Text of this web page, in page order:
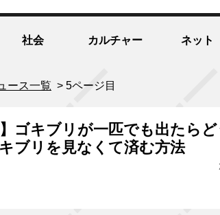
社会 カルチャー ネット
ース一覧 > 5ページ目
】ゴキブリが一匹でも出たら
ブリを見なくて済む方法